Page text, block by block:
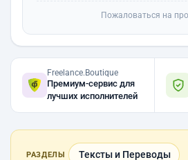
Пожаловаться на
Freelance.Boutique
Премиум-сервис для
лучших исполнителей
РАЗДЕЛЫ Тексты и Переводы